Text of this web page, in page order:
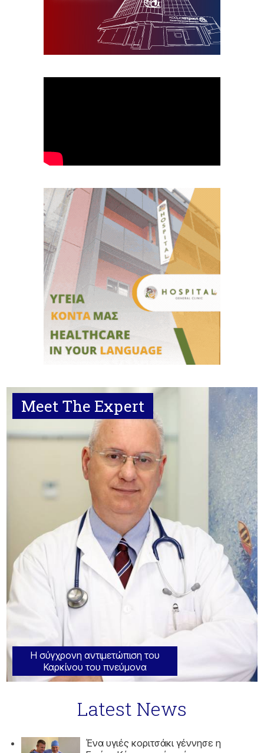
Meet The Expert
Η σύγχρονη αντιμετώπιση του
Καρκίνου του πνεύμονα
Latest News
Ένα υγιές κοριτσάκι γέννησε η